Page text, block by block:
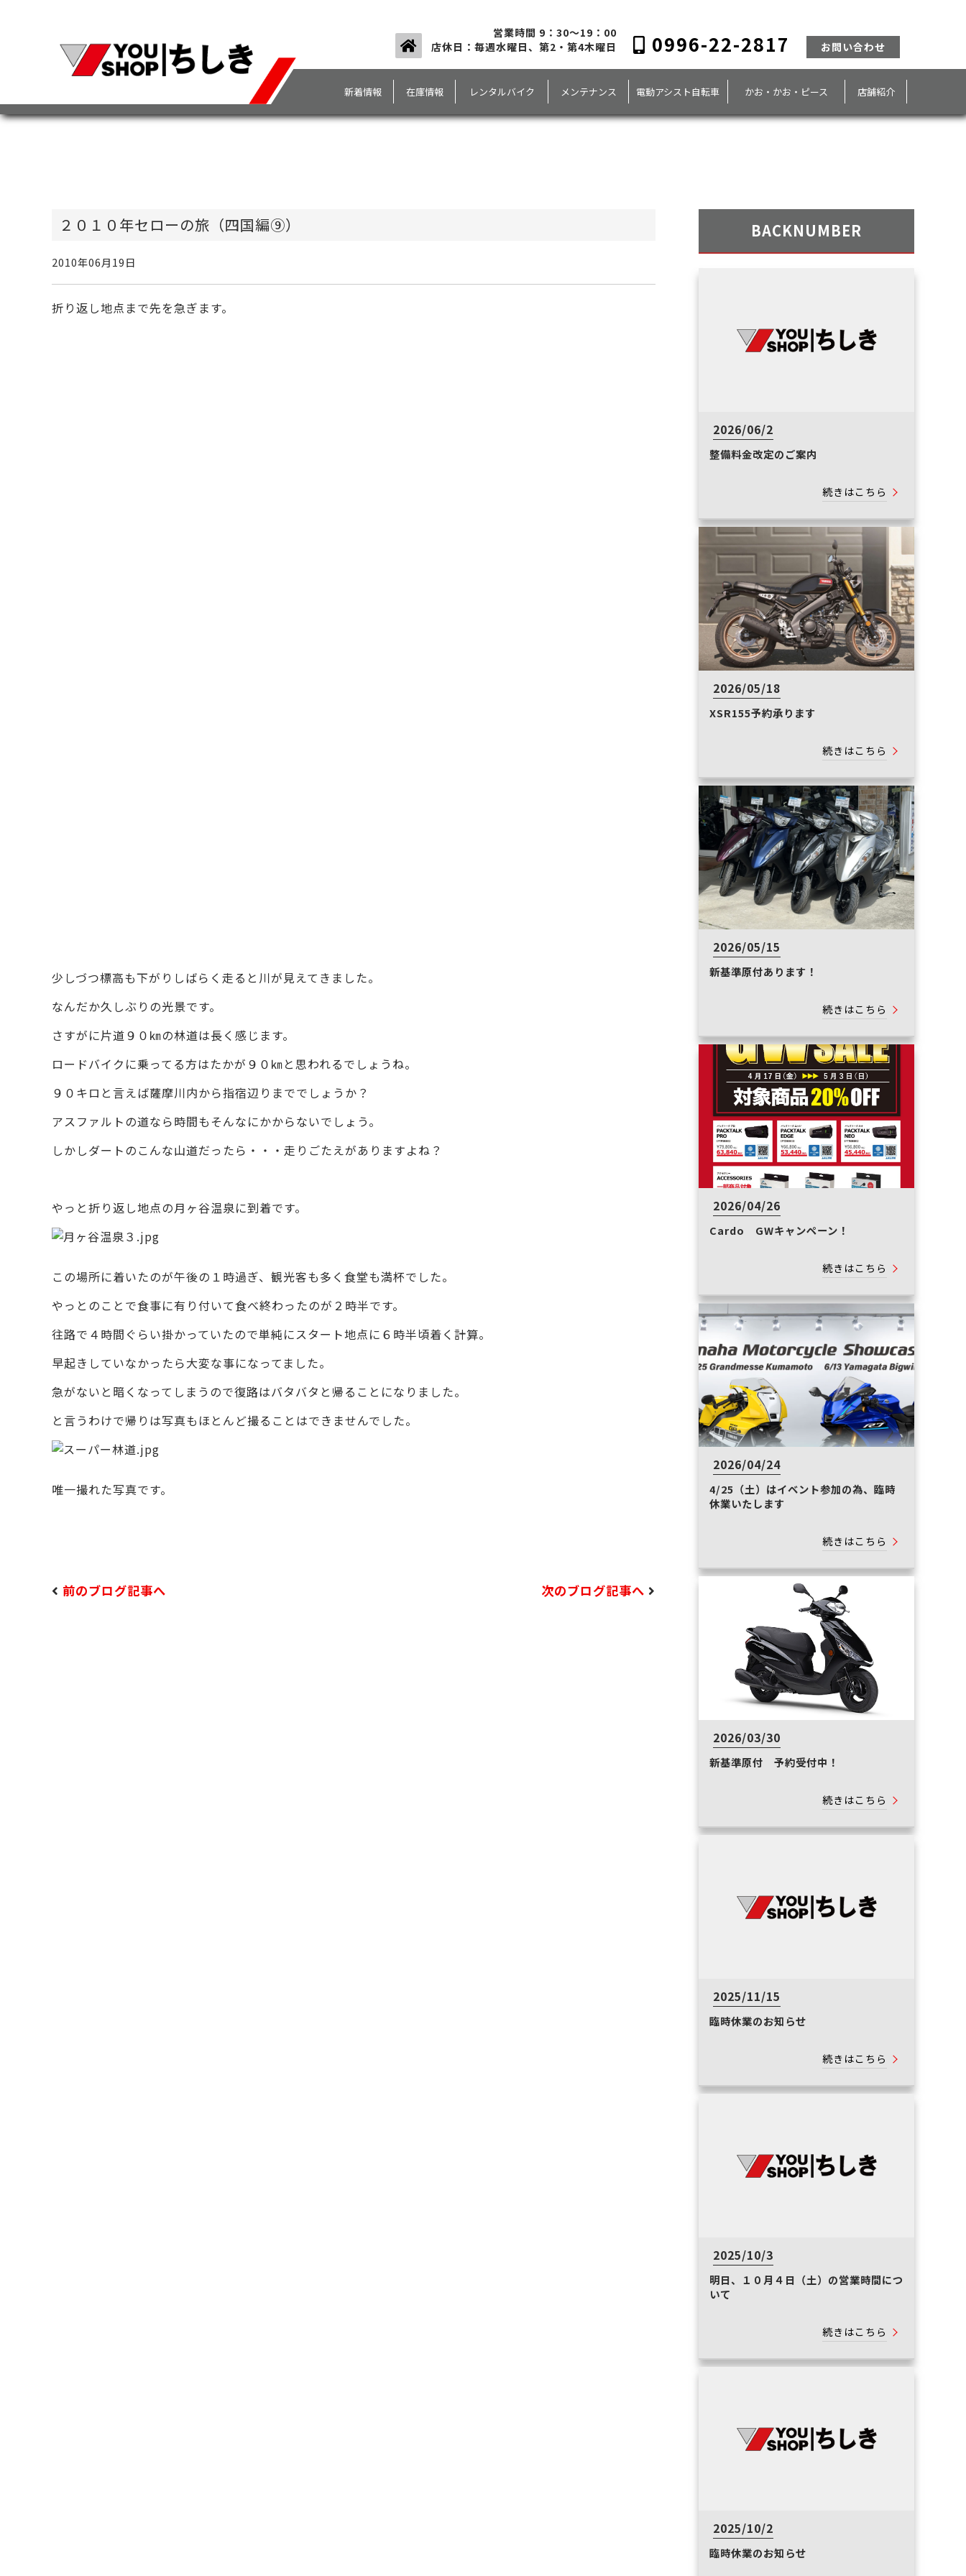
営業時間 9：30～19：00
店休日：毎週水曜日、第2・第4木曜日
0996-22-2817 お問い合わせ
新着情報 在庫情報 レンタルバイク メンテナンス 電動アシスト自転車 かお・かお・ピース 店舗紹介
２０１０年セローの旅（四国編⑨）
2010年06月19日
折り返し地点まで先を急ぎます。
少しづつ標高も下がりしばらく走ると川が見えてきました。
なんだか久しぶりの光景です。
さすがに片道９０㎞の林道は長く感じます。
ロードバイクに乗ってる方はたかが９０㎞と思われるでしょうね。
９０キロと言えば薩摩川内から指宿辺りまででしょうか？
アスファルトの道なら時間もそんなにかからないでしょう。
しかしダートのこんな山道だったら・・・走りごたえがありますよね？
やっと折り返し地点の月ヶ谷温泉に到着です。
この場所に着いたのが午後の１時過ぎ、観光客も多く食堂も満杯でした。
やっとのことで食事に有り付いて食べ終わったのが２時半です。
往路で４時間ぐらい掛かっていたので単純にスタート地点に６時半頃着く計算。
早起きしていなかったら大変な事になってました。
急がないと暗くなってしまうので復路はバタバタと帰ることになりました。
と言うわけで帰りは写真もほとんど撮ることはできませんでした。
唯一撮れた写真です。
前のブログ記事へ 次のブログ記事へ
BACKNUMBER
2026/06/2
整備料金改定のご案内
続きはこちら
2026/05/18
XSR155予約承ります
続きはこちら
2026/05/15
新基準原付あります！
続きはこちら
2026/04/26
Cardo GWキャンペーン！
続きはこちら
2026/04/24
4/25（土）はイベント参加の為、臨時
休業いたします
続きはこちら
2026/03/30
新基準原付 予約受付中！
続きはこちら
2025/11/15
臨時休業のお知らせ
続きはこちら
2025/10/3
明日、１０月４日（土）の営業時間につ
いて
続きはこちら
2025/10/2
臨時休業のお知らせ